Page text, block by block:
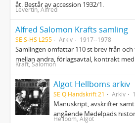
åt. Består av accession 1932/1.
Levertin, Alfred
Alfred Salomon Krafts samling
SE S-HS L255 Arkiv 1917--1978
Samlingen omfattar 110 st brev från
mellan andra, förlagsavtal, kontrakt
Kraft, Salomon
Algot Hellboms arkiv
SE Q Handskrift 21 Arkiv
Manuskript, avskrifter
angående Medelpads
Hellbom, Algot